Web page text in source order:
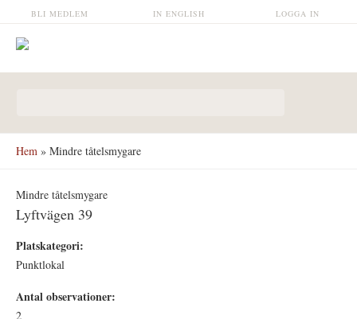
Hoppa till huvudinnehåll LOGGA IN
IN ENGLISH
BLI MEDLEM
Hem » Mindre tåtelsmygare
Mindre tåtelsmygare
Lyftvägen 39
Platskategori:
Punktlokal
Antal observationer:
2